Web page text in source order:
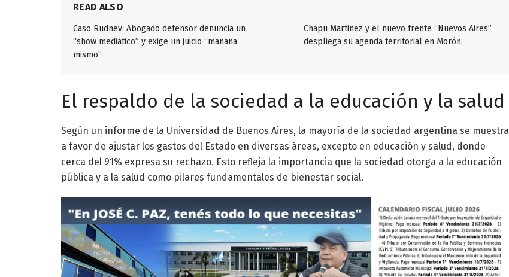
READ ALSO
Caso Rudnev: Abogado defensor denuncia un
“show mediático” y exige un juicio “mañana
mismo”
Chapu Martinez y el nuevo frente “Nuevos Aires”
despliega su agenda territorial en Morón.
El respaldo de la sociedad a la educación y la salud
Según un informe de la Universidad de Buenos Aires, la mayoría de la sociedad argentina se muestra
a favor de ajustar los gastos del Estado en diversas áreas, excepto en educación y salud, donde
cerca del 91% expresa su rechazo. Esto refleja la importancia que la sociedad otorga a la educación
pública y a la salud como pilares fundamentales de bienestar social.